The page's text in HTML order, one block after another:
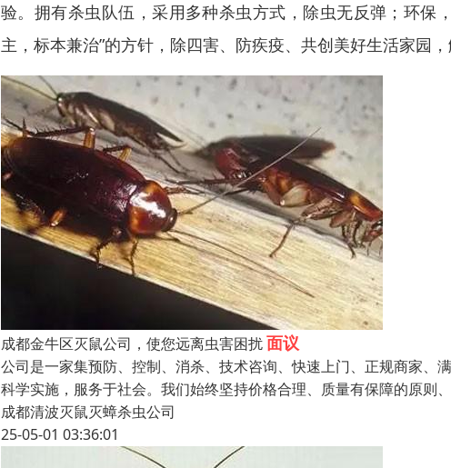
验。拥有杀虫队伍，采用多种杀虫方式，除虫无反弹；环保
主，标本兼治”的方针，除四害、防疾疫、共创美好生活家园，
成都金牛区灭鼠公司，使您远离虫害困扰面议
公司是一家集预防、控制、消杀、技术咨询、快速上门、正规商家、
科学实施，服务于社会。我们始终坚持价格合理、质量有保障的原则
成都清波灭鼠灭蟑杀虫公司
25-05-01 03:36:01